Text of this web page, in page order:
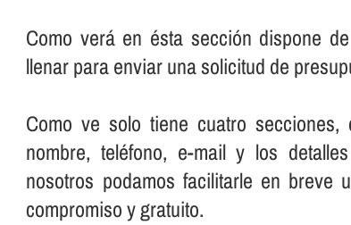
Como verá en ésta sección dispone
llenar para enviar una solicitud de
Como ve solo tiene cuatro
nombre, teléfono, e-mail y los
nosotros podamos facilitarle en breve
compromiso y gratuito.